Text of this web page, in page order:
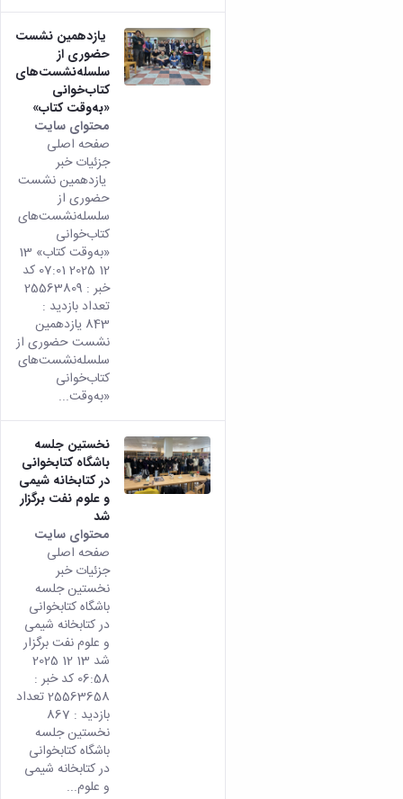
یازدهمین نشست
حضوری از
سلسله‌نشست‌های
کتاب‌خوانی
«به‌وقت کتاب»
محتوای سایت
صفحه اصلی
جزئیات خبر
یازدهمین نشست
حضوری از
سلسله‌نشست‌های
کتاب‌خوانی
«به‌وقت کتاب» 13
12 2025 07:01 کد
خبر : 25563809
تعداد بازدید :
843 یازدهمین
نشست حضوری از
سلسله‌نشست‌های
کتاب‌خوانی
«به‌وقت...
نخستین جلسه
باشگاه کتابخوانی
در کتابخانه شیمی
و علوم نفت برگزار
شد
محتوای سایت
صفحه اصلی
جزئیات خبر
نخستین جلسه
باشگاه کتابخوانی
در کتابخانه شیمی
و علوم نفت برگزار
شد 13 12 2025
06:58 کد خبر :
25563658 تعداد
بازدید : 867
نخستین جلسه
باشگاه کتابخوانی
در کتابخانه شیمی
و علوم...